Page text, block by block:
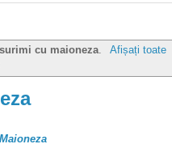
cu maioneza.
Afișați toate